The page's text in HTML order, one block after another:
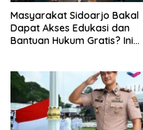
Masyarakat Sidoarjo Bakal
Dapat Akses Edukasi dan
Bantuan Hukum Gratis? Ini